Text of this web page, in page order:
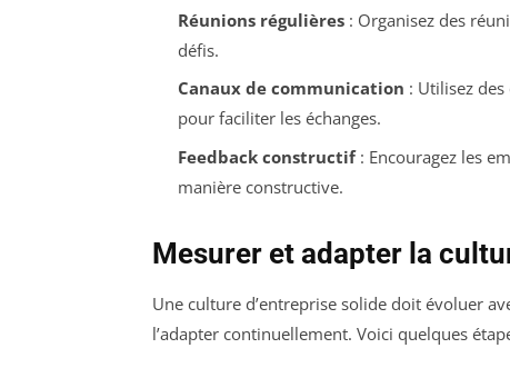
Réunions régulières: Organisez des
défis.
Canaux de communication : Utilisez
pour faciliter les échanges.
Feedback constructif: Encouragez les
manière constructive.
Mesurer et adapter la
Une culture d’entreprise solide doit évoluer
l’adapter continuellement. Voici quelques